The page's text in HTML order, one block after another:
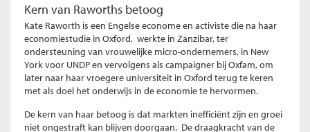
Kern van Raworths betoog
Kate Raworth is een Engelse econome en activiste die na haar
economiestudie in Oxford, werkte in Zanzibar, ter
ondersteuning van vrouwelijke micro-ondernemers, in New
York voor UNDP en vervolgens als campaigner bij Oxfam, om
later naar haar vroegere universiteit in Oxford terug te keren
met als doel het onderwijs in de economie te hervormen.
De kern van haar betoog is dat markten inefficiënt zijn en groei
niet ongestraft kan blijven doorgaan. De draagkracht van de